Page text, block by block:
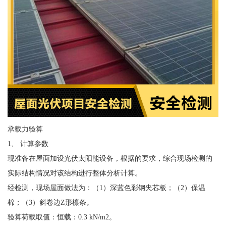
承载力验算
1、 计算参数
现准备在屋面加设光伏太阳能设备，根据的要求，综合现场检测的
实际结构情况对该结构进行整体分析计算。
经检测，现场屋面做法为：（1）深蓝色彩钢夹芯板；（2）保温
棉；（3）斜卷边Z形檩条。
验算荷载取值：恒载：0.3 kN/m2。